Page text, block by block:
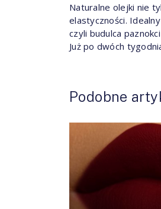
Naturalne olejki nie
elastyczności.
czyli budulca
Już po dwóch
Podobne